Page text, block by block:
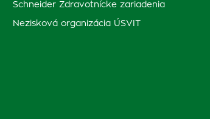
Schneider Zdravotnícke zariadenia
Nezisková organizácia ÚSVIT